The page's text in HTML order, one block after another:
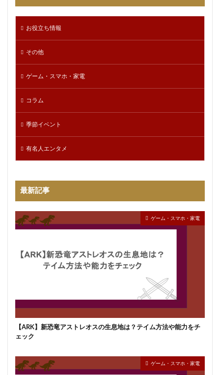
お役立ち情報
その他
ゲーム・スマホ・家電
コラム
季節イベント
有名人エンタメ
最新記事
ゲーム・スマホ・家電
【ARK】新恐竜アストレオスの生息地は？テイム方法や能力をチ
ェック
ゲーム・スマホ・家電